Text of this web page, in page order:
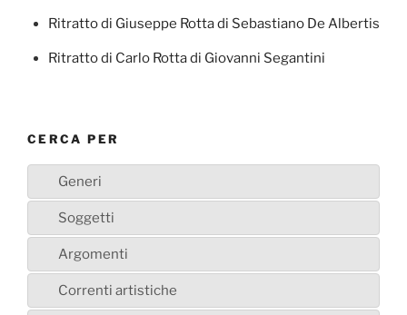
Ritratto di Giuseppe Rotta di Sebastiano De Albertis
Ritratto di Carlo Rotta di Giovanni Segantini
CERCA PER
Generi
Soggetti
Argomenti
Correnti artistiche